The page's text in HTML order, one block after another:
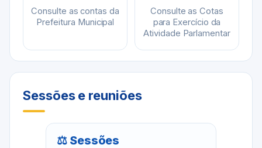
Consulte as contas da
Prefeitura Municipal
Consulte as Cotas
para Exercício da
Atividade Parlamentar
Sessões e reuniões
⚖ Sessões